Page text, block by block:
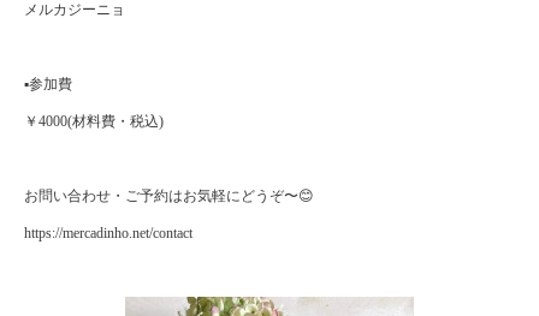
メルカジーニョ
▪️参加費
￥4000(材料費・税込)
お問い合わせ・ご予約はお気軽にどうぞ〜😊
https://mercadinho.net/contact